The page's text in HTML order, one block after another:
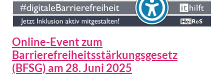
Online-Event zum
Barrierefreiheitsstärkungsgesetz
(BFSG) am 28. Juni 2025